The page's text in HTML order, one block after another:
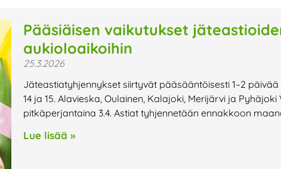
Pääsiäisen vaikutukset
aukioloaikoihin
25.3.2026
Jäteastiatyhjennykset siirtyvät pääsääntöisesti 1–2
14 ja 15. Alavieska, Oulainen, Kalajoki, Merijärvi ja
pitkäperjantaina 3.4. Astiat tyhjennetään ennakkoon
Lue lisää »